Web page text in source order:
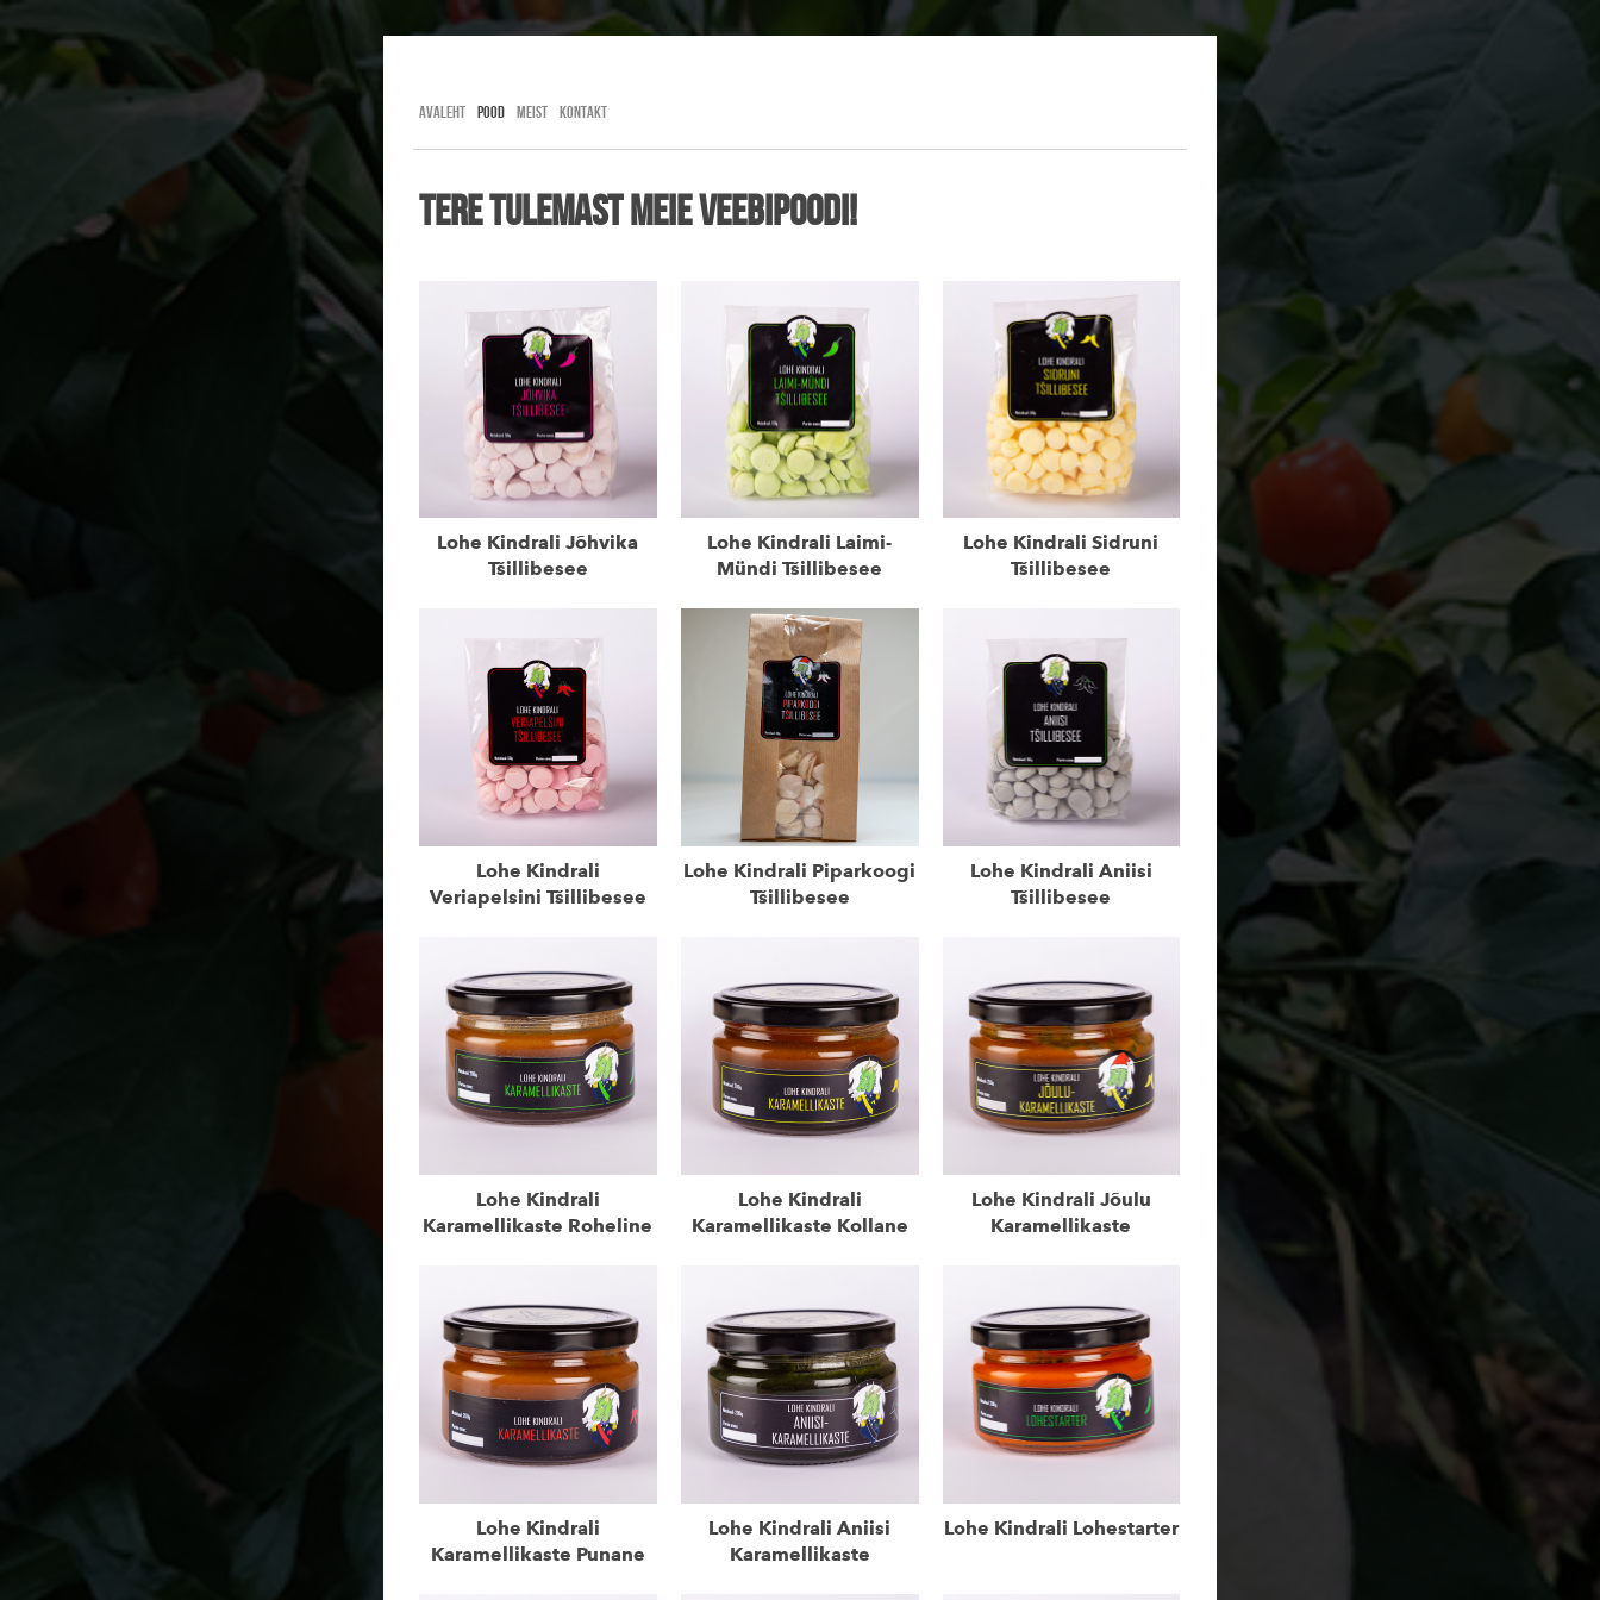
AVALEHT POOD MEIST KONTAKT
Tere Tulemast meie veebipoodi!
Lohe Kindrali Jõhvika
Tšillibesee
Lohe Kindrali Laimi-
Mündi Tšillibesee
Lohe Kindrali Sidruni
Tšillibesee
Lohe Kindrali
Veriapelsini Tšillibesee
Lohe Kindrali Piparkoogi
Tšillibesee
Lohe Kindrali Aniisi
Tšillibesee
Lohe Kindrali
Karamellikaste Roheline
Lohe Kindrali
Karamellikaste Kollane
Lohe Kindrali Jõulu
Karamellikaste
Lohe Kindrali
Karamellikaste Punane
Lohe Kindrali Aniisi
Karamellikaste
Lohe Kindrali Lohestarter